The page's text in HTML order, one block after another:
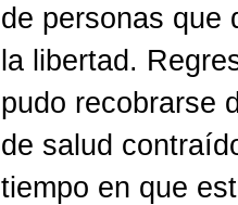
de personas que
la libertad.
pudo recobrarse
de salud
tiempo en que